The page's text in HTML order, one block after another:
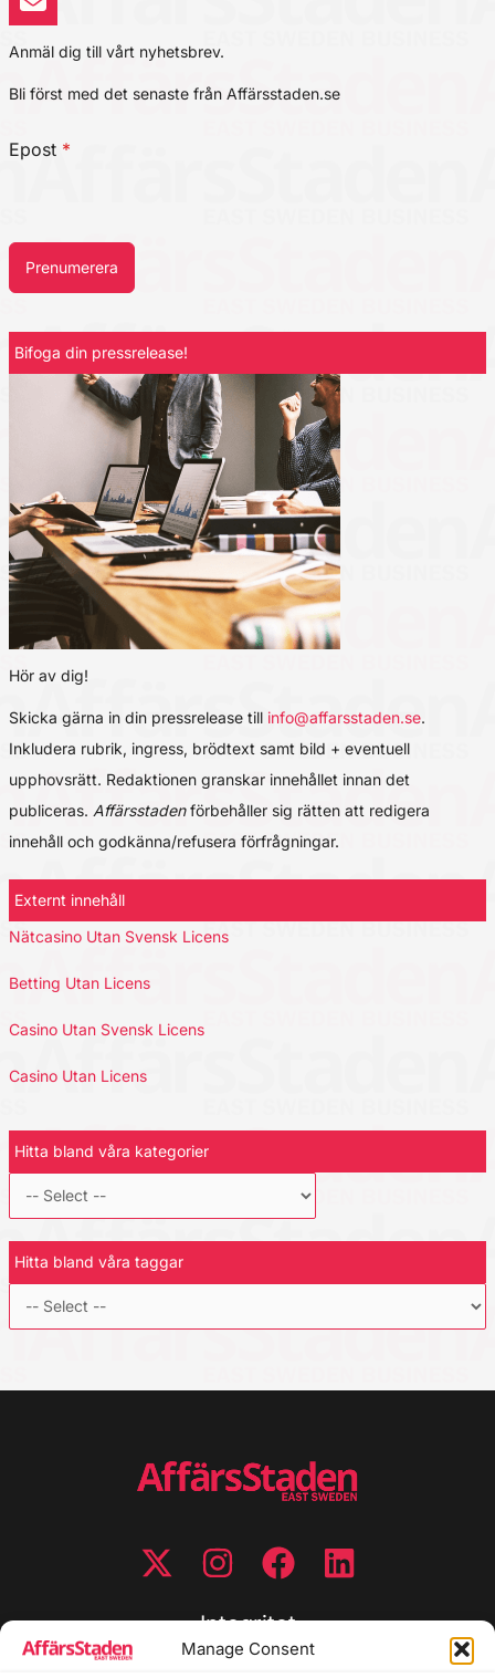
Manage Consent
Anmäl dig till vårt nyhetsbrev.
Bli först med det senaste från Affärsstaden.se
Epost *
Prenumerera
Bifoga din pressrelease!
Hör av dig!
Skicka gärna in din pressrelease till info@affarsstaden.se.
Inkludera rubrik, ingress, brödtext samt bild + eventuell
upphovsrätt. Redaktionen granskar innehållet innan det
publiceras. Affärsstadenförbehåller sig rätten att redigera
innehåll och godkänna/refusera förfrågningar.
Externt innehåll
Nätcasino Utan Svensk Licens
Betting Utan Licens
Casino Utan Svensk Licens
Casino Utan Licens
Hitta bland våra kategorier
Hitta bland våra taggar
Integritet